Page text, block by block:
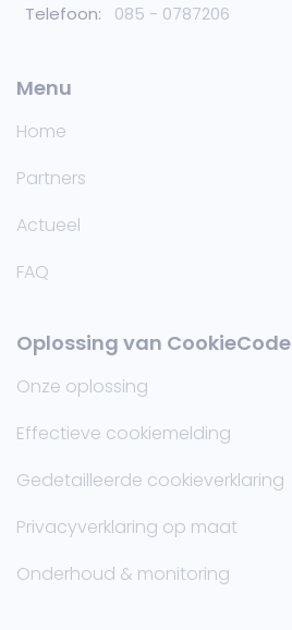
Telefoon:
085 - 0787206
Menu
Home
Partners
Actueel
FAQ
Oplossing van CookieCode
Onze oplossing
Effectieve cookiemelding
Gedetailleerde cookieverklaring
Privacyverklaring op maat
Onderhoud & monitoring